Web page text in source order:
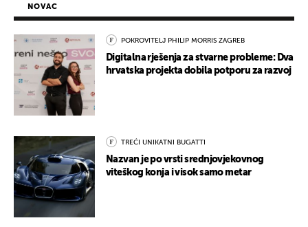
NOVAC
POKROVITELJ PHILIP MORRIS ZAGREB
Digitalna rješenja za stvarne probleme: Dva
hrvatska projekta dobila potporu za razvoj
TREĆI UNIKATNI BUGATTI
Nazvan je po vrsti srednjovjekovnog
viteškog konja i visok samo metar